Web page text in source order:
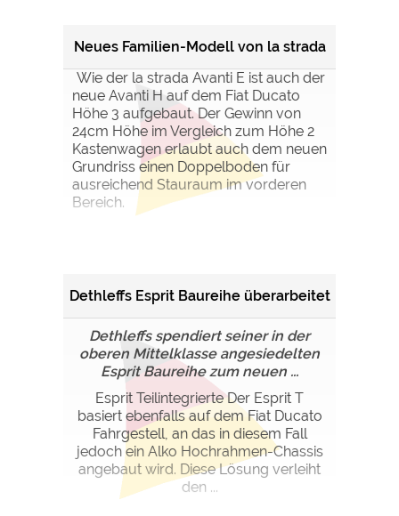
Neues Familien-Modell von la strada
Wie der la strada Avanti E ist auch der
neue Avanti H auf dem Fiat Ducato
Höhe 3 aufgebaut. Der Gewinn von
24cm Höhe im Vergleich zum Höhe 2
Kastenwagen erlaubt auch dem neuen
Grundriss einen Doppelboden für
ausreichend Stauraum im vorderen
Bereich.
Dethleffs Esprit Baureihe überarbeitet
Dethleffs spendiert seiner in der
oberen Mittelklasse angesiedelten
Esprit Baureihe zum neuen ...
Esprit Teilintegrierte Der Esprit T
basiert ebenfalls auf dem Fiat Ducato
Fahrgestell, an das in diesem Fall
jedoch ein Alko Hochrahmen-Chassis
angebaut wird. Diese Lösung verleiht
den ...